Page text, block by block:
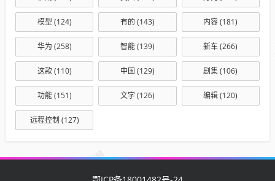
模型 (124) 有的 (143) 内容(181)
华为 (258) 智能(139) 新车(266)
这款(110) 中国 (129) 剧集(106)
功能(151) 文字(126) 编辑(120)
远程控制 (127)